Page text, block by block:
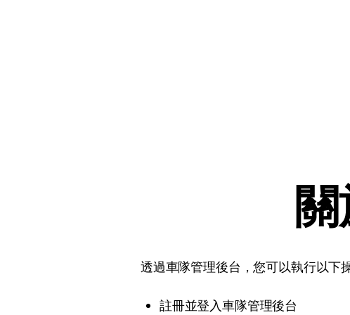
透過車隊管理後台，您可以執行以下
註冊並登入車隊管理後台